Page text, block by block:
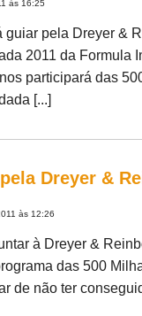
às 16:25
guiar pela Dreyer &
2011 da Formula
participará das
[...]
Dreyer &
às 12:26
à Dreyer &
das 500
de não ter